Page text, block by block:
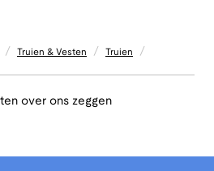
/ Truien & Vesten / Truien /
over ons zeggen